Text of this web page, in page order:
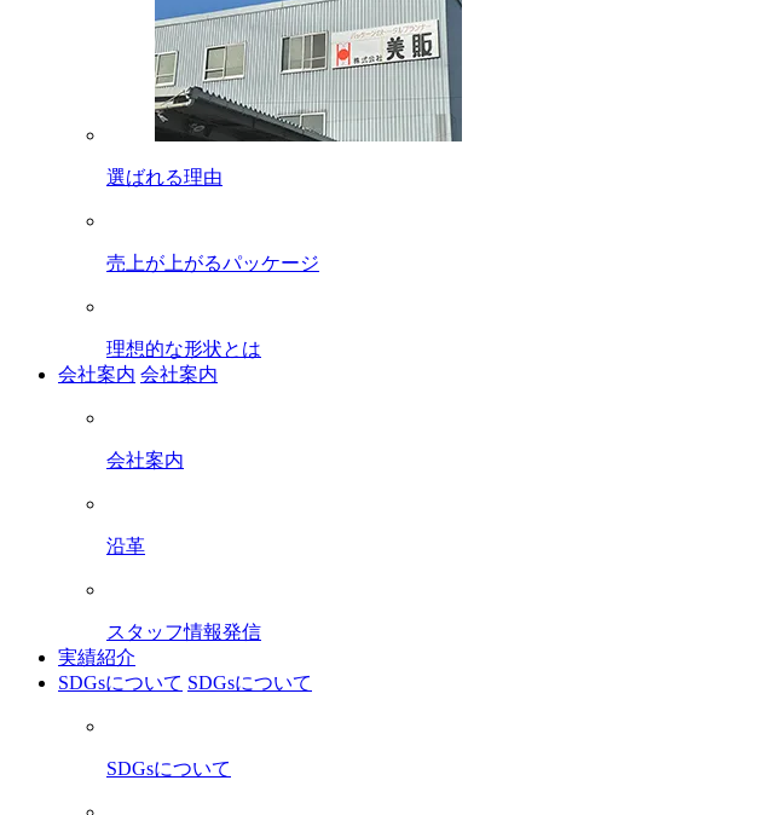
選ばれる理由
売上が上がるパッケージ
理想的な形状とは
会社案内 会社案内
会社案内
沿革
スタッフ情報発信
実績紹介
SDGsについて SDGsについて
SDGsについて